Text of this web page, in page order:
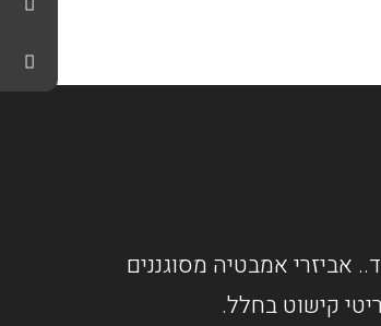
אביזרי אמבטיה מסוגננים
קישוט בחלל.